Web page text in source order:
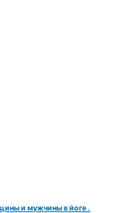
и мужчины в йоге .